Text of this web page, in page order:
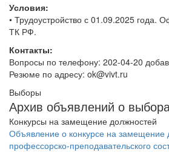
Условия:
• Трудоустройство с 01.09.2025 года.
ТК РФ.
Контакты:
Вопросы по телефону: 202-04-20
Резюме по адресу: ok@vivt.ru
Выборы
Архив объявлений о
Конкурсы на замещение должностей
Объявление о конкурсе на замещение
профессорско-преподавательского